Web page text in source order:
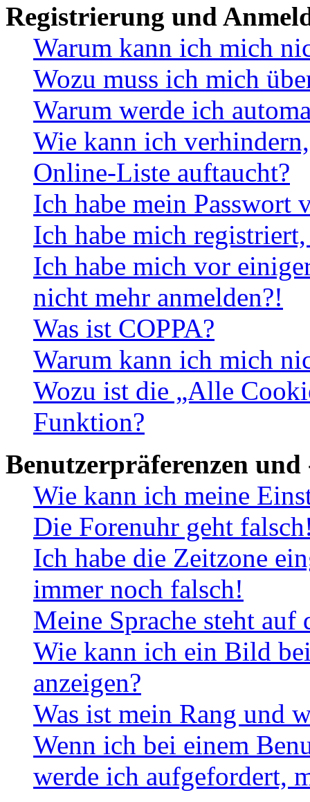
Registrierung und
Warum kann ich mich
Wozu muss ich mich
Warum werde ich
Wie kann ich
Online-Liste auftaucht?
Ich habe mein Passwort
Ich habe mich
Ich habe mich vor
nicht mehr anmelden?!
Was ist COPPA?
Warum kann ich mich
Wozu ist die „Alle
Funktion?
Benutzerpräferenzen und
Wie kann ich meine
Die Forenuhr geht
Ich habe die Zeitzone
immer noch falsch!
Meine Sprache steht
Wie kann ich ein Bild
anzeigen?
Was ist mein Rang und
Wenn ich bei einem
werde ich aufgefordert,